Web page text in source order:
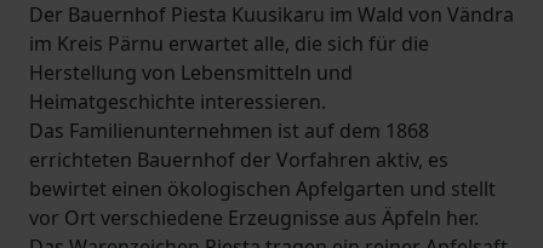
Der Bauernhof Piesta Kuusikaru im Wald von Vändra
im Kreis Pärnu erwartet alle, die sich für die
Herstellung von Lebensmitteln und
Heimatgeschichte interessieren.
Das Familienunternehmen ist auf dem 1868
errichteten Bauernhof der Vorfahren aktiv, es
bewirtet einen ökologischen Apfelgarten und stellt
vor Ort verschiedene Erzeugnisse aus Äpfeln her.